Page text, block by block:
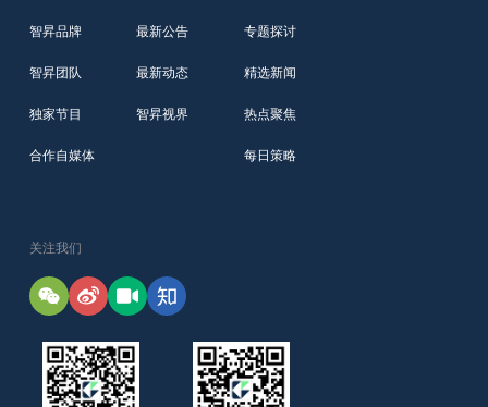
智昇品牌
智昇团队
独家节目
合作自媒体
最新公告
最新动态
智昇视界
专题探讨
精选新闻
热点聚焦
每日策略
关注我们